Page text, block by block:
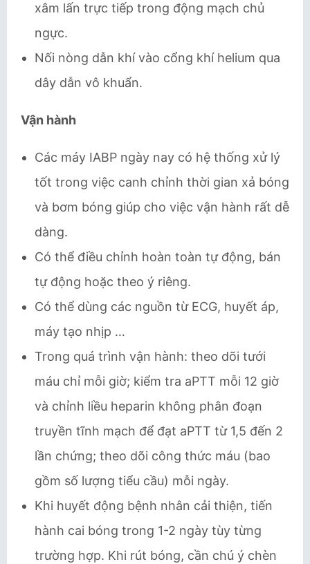
xâm lấn trực tiếp trong động mạch chủ
ngực.
Nối nòng dẫn khí vào cổng khí helium qua
dây dẫn vô khuẩn.
Vận hành
Các máy IABP ngày nay có hệ thống xử lý
tốt trong việc canh chỉnh thời gian xả bóng
và bơm bóng giúp cho việc vận hành rất dễ
dàng.
Có thể điều chỉnh hoàn toàn tự động, bán
tự động hoặc theo ý riêng.
Có thể dùng các nguồn từ ECG, huyết áp,
máy tạo nhịp …
Trong quá trình vận hành: theo dõi tưới
máu chỉ mỗi giờ; kiểm tra aPTT mỗi 12 giờ
và chỉnh liều heparin không phân đoạn
truyền tĩnh mạch để đạt aPTT từ 1,5 đến 2
lần chứng; theo dõi công thức máu (bao
gồm số lượng tiểu cầu) mỗi ngày.
Khi huyết động bệnh nhân cải thiện, tiến
hành cai bóng trong 1-2 ngày tùy từng
trường hợp. Khi rút bóng, cần chú ý chèn